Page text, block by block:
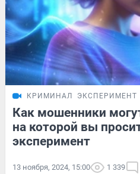
КРИМИНАЛ ЭКСПЕРИМЕНТ
Как мошенники
на которой вы
эксперимент
13 ноября, 2024, 15:00 1 339